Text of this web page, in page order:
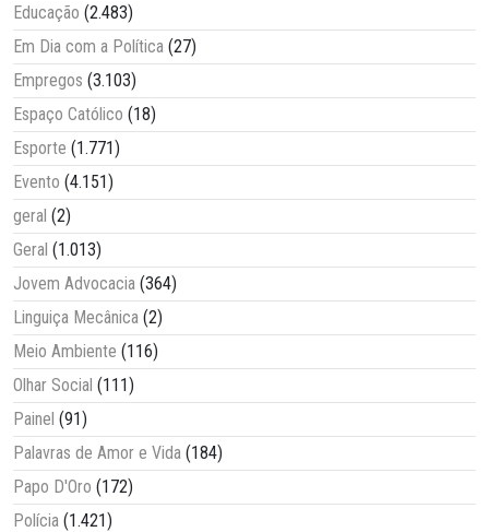
Educação (2.483)
Em Dia com a Política (27)
Empregos (3.103)
Espaço Católico (18)
Esporte (1.771)
Evento (4.151)
geral (2)
Geral (1.013)
Jovem Advocacia (364)
Linguiça Mecânica (2)
Meio Ambiente (116)
Olhar Social (111)
Painel (91)
Palavras de Amor e Vida (184)
Papo D'Oro (172)
Polícia (1.421)